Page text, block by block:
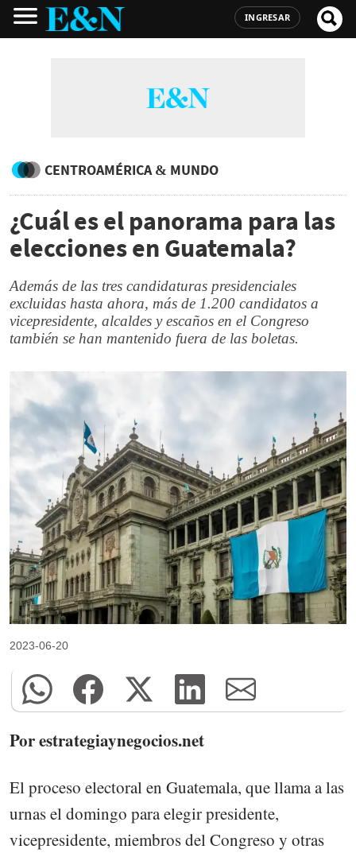
INGRESAR
CENTROAMÉRICA & MUNDO
¿Cuál es el panorama para las
elecciones en Guatemala?
Además de las tres candidaturas presidenciales
excluidas hasta ahora, más de 1.200 candidatos a
vicepresidente, alcaldes y escaños en el Congreso
también se han mantenido fuera de las boletas.
2023-06-20
Por estrategiaynegocios.net
El proceso electoral en Guatemala, que llama a las
urnas el domingo para elegir presidente,
vicepresidente, miembros del Congreso y otras